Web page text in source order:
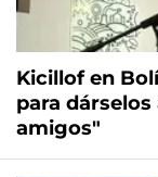
Kicillof en
para
amigos"